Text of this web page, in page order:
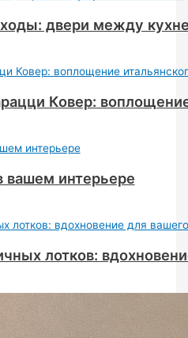
двери между
Ковер:
вашем интерьере
лотков: